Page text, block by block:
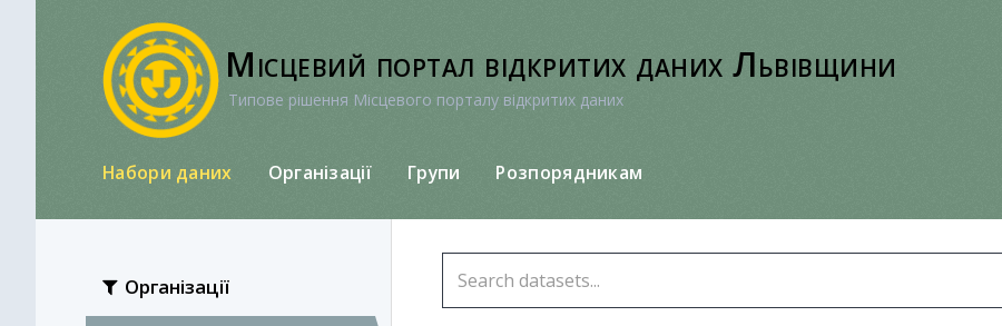
Місцевий портал відкритих даних Львівщини
Типове рішення Місцевого порталу відкритих даних
Набори даних Організації Групи Розпорядникам
Організації